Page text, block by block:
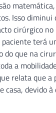
Isso diminui
cirúrgico no
terá
do que na
a
relata que
casa, devido